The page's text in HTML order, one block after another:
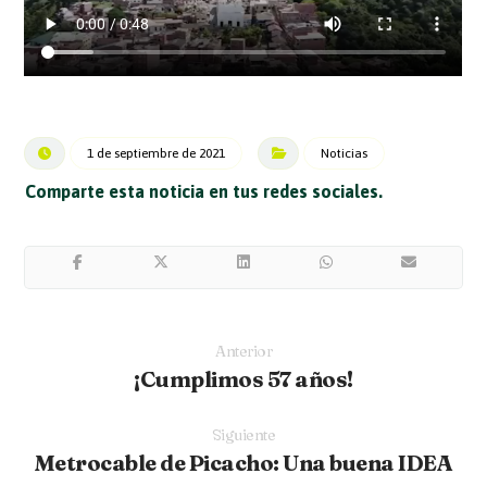
1 de septiembre de 2021 Noticias
Anterior
¡Cumplimos 57 años!
Siguiente
Metrocable de Picacho: Una buena IDEA